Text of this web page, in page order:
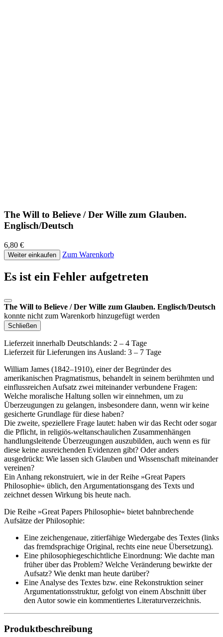
The Will to Believe / Der Wille zum Glauben.
Englisch/Deutsch
6,80 €
Weiter einkaufen Zum Warenkorb
Es ist ein Fehler aufgetreten
The Will to Believe / Der Wille zum Glauben. Englisch/Deutsch
konnte nicht zum Warenkorb hinzugefügt werden
Schließen
Lieferzeit innerhalb Deutschlands: 2 – 4 Tage
Lieferzeit für Lieferungen ins Ausland: 3 – 7 Tage
William James (1842–1910), einer der Begründer des
amerikanischen Pragmatismus, behandelt in seinem berühmten und
einflussreichen Aufsatz zwei miteinander verbundene Fragen:
Welche moralische Haltung sollen wir einnehmen, um zu
Überzeugungen zu gelangen, insbesondere dann, wenn wir keine
gesicherte Grundlage für diese haben?
Die zweite, speziellere Frage lautet: haben wir das Recht oder sogar
die Pflicht, in religiös-weltanschaulichen Zusammenhängen
handlungsleitende Überzeugungen auszubilden, auch wenn es für
diese keine ausreichenden Evidenzen gibt? Oder anders
ausgedrückt: Wie lassen sich Glauben und Wissenschaft miteinander
vereinen?
Ein Anhang rekonstruiert, wie in der Reihe »Great Papers
Philosophie« üblich, den Argumentationsgang des Texts und
zeichnet dessen Wirkung bis heute nach.
Die Reihe »Great Papers Philosophie« bietet bahnbrechende
Aufsätze der Philosophie:
Eine zeichengenaue, zitierfähige Wiedergabe des Textes (links
das fremdsprachige Original, rechts eine neue Übersetzung).
Eine philosophiegeschichtliche Einordnung: Wie dachte man
früher über das Problem? Welche Veränderung bewirkte der
Aufsatz? Wie denkt man heute darüber?
Eine Analyse des Textes bzw. eine Rekonstruktion seiner
Argumentationsstruktur, gefolgt von einem Abschnitt über
den Autor sowie ein kommentiertes Literaturverzeichnis.
Produktbeschreibung